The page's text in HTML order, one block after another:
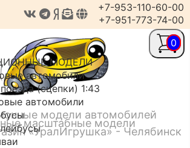
модели автомобилей
масштабные модели
«УралИгрушка» - Челябинск
+7-953-110-60-00
+7-951-773-74-00
МОДЕЛИ
автомобили
(сцепки) 1:43
автомобили
0